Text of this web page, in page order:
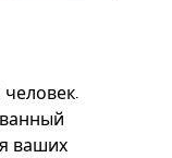
ваших